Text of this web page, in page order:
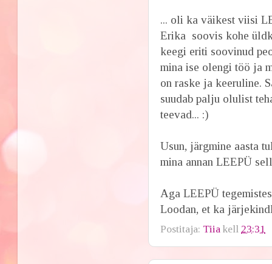
... oli ka väikest viisi
Erika soovis kohe
keegi eriti soovinud
mina ise olengi töö ja
on raske ja keeruline.
suudab palju olulist
teevad... :)
Usun, järgmine aasta
mina annan LEEPÜ
Aga LEEPÜ
Loodan, et ka
Postitaja: Tiia kell 23:31